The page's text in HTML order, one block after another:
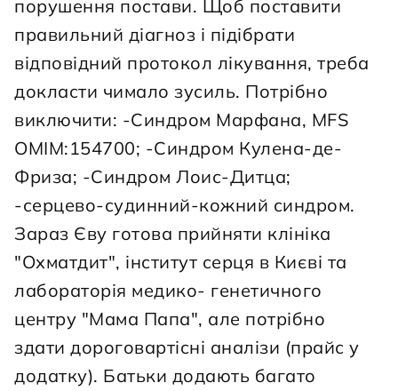
порушення постави. Щоб поставити
правильний діагноз і підібрати
відповідний протокол лікування, треба
докласти чимало зусиль. Потрібно
виключити: -Синдром Марфана, MFS
OMIM:154700; -Синдром Кулена-де-
Фриза; -Синдром Лоис-Дитца;
-серцево-судинний-кожний синдром.
Зараз Єву готова прийняти клініка
"Охматдит", інститут серця в Києві та
лабораторія медико- генетичного
центру "Мама Папа", але потрібно
здати дороговартісні аналізи (прайс у
додатку). Батьки додають багато